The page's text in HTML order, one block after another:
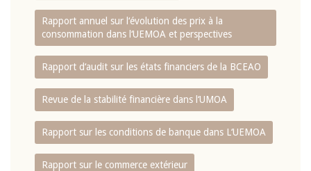
Rapport annuel sur l‘évolution des prix à la
consommation dans l‘UEMOA et perspectives
Rapport d‘audit sur les états financiers de la BCEAO
Revue de la stabilité financière dans l‘UMOA
Rapport sur les conditions de banque dans L‘UEMOA
Rapport sur le commerce extérieur